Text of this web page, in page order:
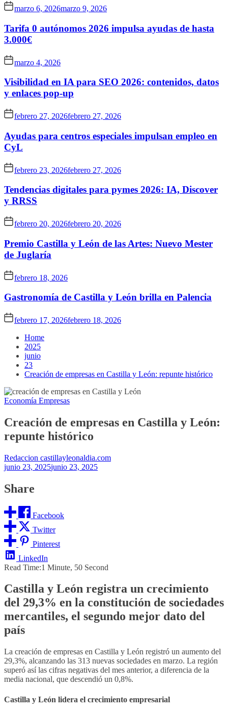
marzo 6, 2026marzo 9, 2026
Tarifa 0 autónomos 2026 impulsa ayudas de hasta
3.000€
marzo 4, 2026
Visibilidad en IA para SEO 2026: contenidos, datos
y enlaces pop-up
febrero 27, 2026febrero 27, 2026
Ayudas para centros especiales impulsan empleo en
CyL
febrero 23, 2026febrero 27, 2026
Tendencias digitales para pymes 2026: IA, Discover
y RRSS
febrero 20, 2026febrero 20, 2026
Premio Castilla y León de las Artes: Nuevo Mester
de Juglaría
febrero 18, 2026
Gastronomía de Castilla y León brilla en Palencia
febrero 17, 2026febrero 18, 2026
Home
2025
junio
23
Creación de empresas en Castilla y León: repunte histórico
Economía Empresas
Creación de empresas en Castilla y León:
repunte histórico
Redaccion castillayleonaldia.com
junio 23, 2025junio 23, 2025
Share
Facebook
Twitter
Pinterest
LinkedIn
Read Time:1 Minute, 50 Second
Castilla y León registra un crecimiento
del 29,3% en la constitución de sociedades
mercantiles, el segundo mejor dato del
país
La creación de empresas en Castilla y León registró un aumento del
29,3%, alcanzando las 313 nuevas sociedades en marzo. La región
superó así las cifras negativas del mes anterior, a diferencia de la
media nacional, que descendió un 0,8%.
Castilla y León lidera el crecimiento empresarial